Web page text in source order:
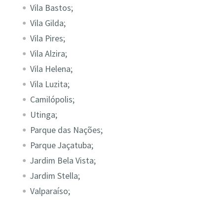
Vila Bastos;
Vila Gilda;
Vila Pires;
Vila Alzira;
Vila Helena;
Vila Luzita;
Camilópolis;
Utinga;
Parque das Nações;
Parque Jaçatuba;
Jardim Bela Vista;
Jardim Stella;
Valparaíso;